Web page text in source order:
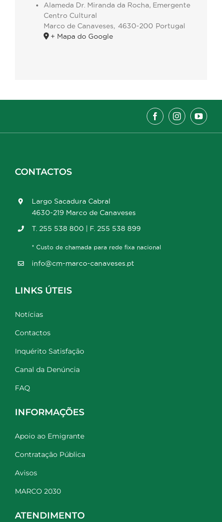
Alameda Dr. Miranda da Rocha, Emergente
Centro Cultural
Marco de Canaveses, 4630-200 Portugal
+ Mapa do Google
CONTACTOS
Largo Sacadura Cabral
4630-219 Marco de Canaveses
T. 255 538 800 | F. 255 538 899
* Custo de chamada para rede fixa nacional
info@cm-marco-canaveses.pt
LINKS ÚTEIS
Notícias
Contactos
Inquérito Satisfação
Canal da Denúncia
FAQ
INFORMAÇÕES
Apoio ao Emigrante
Contratação Pública
Avisos
MARCO 2030
ATENDIMENTO